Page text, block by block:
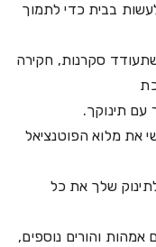
בבית כדי לתמוך
סקרנות, חקירה
תינוקך.
את מלוא הפוטנציאל
שלך את כל
אמהות והורים נוספים,